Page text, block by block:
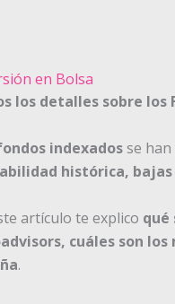
en Bolsa
los detalles sobre los
indexadosse han
histórica,
artículo te explico qué
cuáles son
.